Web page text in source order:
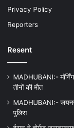
Privacy Policy
Reporters
Resent
MADHUBANI:- मॉर्निंग
तीनों की मौत
MADHUBANI:- जयनगर
पुलिस